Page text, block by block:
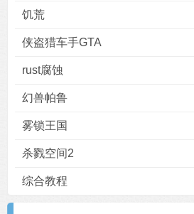
饥荒
侠盗猎车手GTA
rust腐蚀
幻兽帕鲁
雾锁王国
杀戮空间2
综合教程